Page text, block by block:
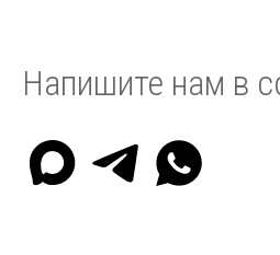
Напишите нам в